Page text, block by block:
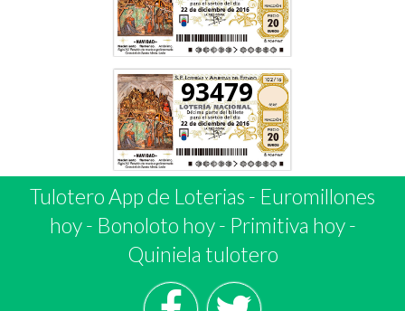
93479
Tulotero App de Loterias - Euromillones
hoy- Bonoloto hoy- Primitiva hoy-
Quiniela tulotero